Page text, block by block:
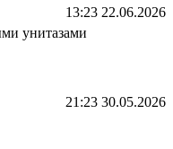
13:23 22.06.2026
унитазами
21:23 30.05.2026